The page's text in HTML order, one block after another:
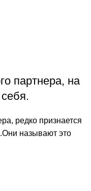
партнера, на
редко признается
называют это